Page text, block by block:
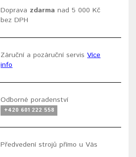
Doprava zdarma nad 5 000 Kč
bez DPH
Záruční a pozáruční servisVíce
info
Odborné poradenství
+420 601 222 558
Předvedení strojů přímo u Vás